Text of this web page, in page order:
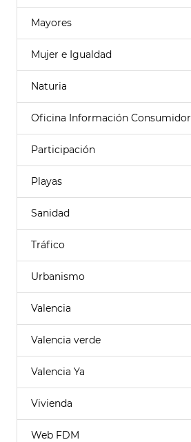
Mayores
Mujer e Igualdad
Naturia
Oficina Información Consumidor
Participación
Playas
Sanidad
Tráfico
Urbanismo
Valencia
Valencia verde
Valencia Ya
Vivienda
Web FDM